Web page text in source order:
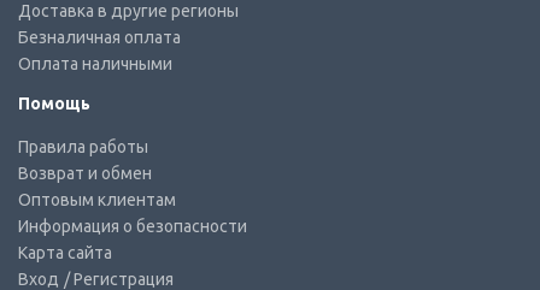
Доставка в другие регионы
Безналичная оплата
Оплата наличными
Помощь
Правила работы
Возврат и обмен
Оптовым клиентам
Информация о безопасности
Карта сайта
Вход / Регистрация